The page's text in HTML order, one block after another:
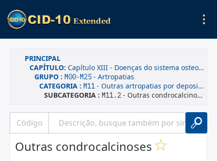
PRINCIPAL
CAPÍTULO: Capítulo XIII - Doenças do sistema osteomuscular e do tecido conjuntivo
GRUPO : M00-M25 - Artropatias
CATEGORIA : M11 - Outras artropatias por deposição de cristais
SUBCATEGORIA : M11.2 - Outras condrocalcinoses
Outras condrocalcinoses